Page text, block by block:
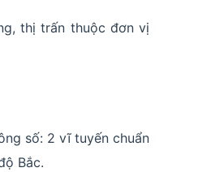
thị trấn thuộc đơn vị
số: 2 vĩ tuyến chuẩn
Bắc.